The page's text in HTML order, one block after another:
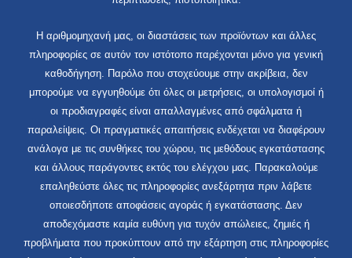
Η αριθμομηχανή μας, οι διαστάσεις των προϊόντων και άλλες
πληροφορίες σε αυτόν τον ιστότοπο παρέχονται μόνο για γενική
καθοδήγηση. Παρόλο που στοχεύουμε στην ακρίβεια, δεν
μπορούμε να εγγυηθούμε ότι όλες οι μετρήσεις, οι υπολογισμοί ή
οι προδιαγραφές είναι απαλλαγμένες από σφάλματα ή
παραλείψεις. Οι πραγματικές απαιτήσεις ενδέχεται να διαφέρουν
ανάλογα με τις συνθήκες του χώρου, τις μεθόδους εγκατάστασης
και άλλους παράγοντες εκτός του ελέγχου μας. Παρακαλούμε
επαληθεύστε όλες τις πληροφορίες ανεξάρτητα πριν λάβετε
οποιεσδήποτε αποφάσεις αγοράς ή εγκατάστασης. Δεν
αποδεχόμαστε καμία ευθύνη για τυχόν απώλειες, ζημιές ή
προβλήματα που προκύπτουν από την εξάρτηση στις πληροφορίες